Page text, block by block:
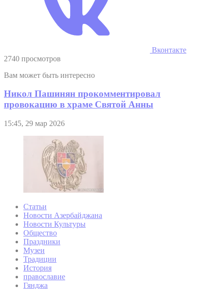
Вконтакте
2740 просмотров
Вам может быть интересно
Никол Пашинян прокомментировал
провокацию в храме Святой Анны
15:45, 29 мар 2026
Статьи
Новости Азербайджана
Новости Культуры
Общество
Праздники
Музеи
Традиции
История
православие
Гянджа